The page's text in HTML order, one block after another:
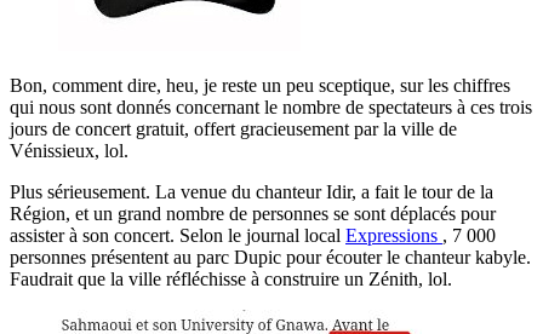
Bon, comment dire, heu, je reste un peu sceptique, sur les chiffres
qui nous sont donnés concernant le nombre de spectateurs à ces trois
jours de concert gratuit, offert gracieusement par la ville de
Vénissieux, lol.
Plus sérieusement. La venue du chanteur Idir, a fait le tour de la
Région, et un grand nombre de personnes se sont déplacés pour
assister à son concert. Selon le journal local Expressions , 7 000
personnes présentent au parc Dupic pour écouter le chanteur kabyle.
Faudrait que la ville réfléchisse à construire un Zénith, lol.